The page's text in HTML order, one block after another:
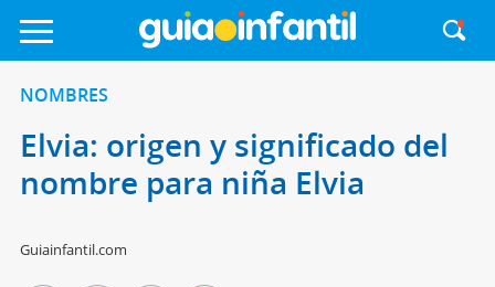
NOMBRES
Elvia: origen y significado del
nombre para niña Elvia
Guiainfantil.com